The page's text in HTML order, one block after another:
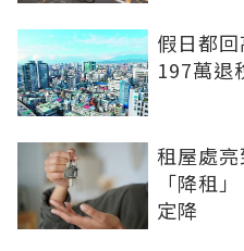
假日都
197萬退
租屋處
「降租
定降